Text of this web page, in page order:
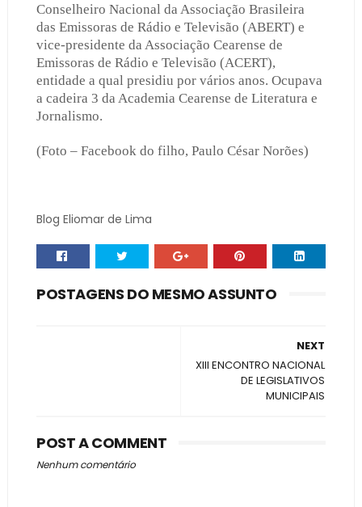
Conselheiro Nacional da Associação Brasileira
das Emissoras de Rádio e Televisão (ABERT) e
vice-presidente da Associação Cearense de
Emissoras de Rádio e Televisão (ACERT),
entidade a qual presidiu por vários anos. Ocupava
a cadeira 3 da Academia Cearense de Literatura e
Jornalismo.
(Foto – Facebook do filho, Paulo César Norões)
Blog Eliomar de Lima
POSTAGENS DO MESMO ASSUNTO
NEXT
XIII ENCONTRO NACIONAL
DE LEGISLATIVOS
MUNICIPAIS
POST A COMMENT
Nenhum comentário